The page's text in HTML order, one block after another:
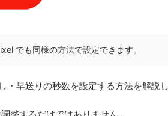
でも同様の方法で設定できます。
早送りの秒数を設定する方法を解説し